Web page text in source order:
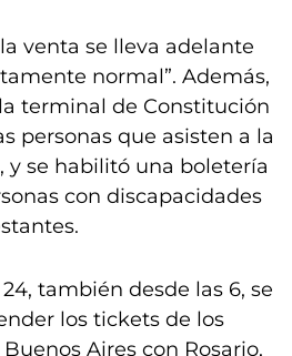
venta se lleva adelante
normal”. Además,
terminal de Constitución
personas que asisten a la
y se habilitó una boletería
con discapacidades
también desde las 6, se
los tickets de los
Aires con Rosario,